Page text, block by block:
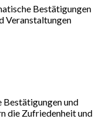
Bestätigungen
Veranstaltungen
Bestätigungen und
die Zufriedenheit und